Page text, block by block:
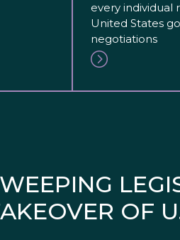
every individual
United States
negotiations
OF